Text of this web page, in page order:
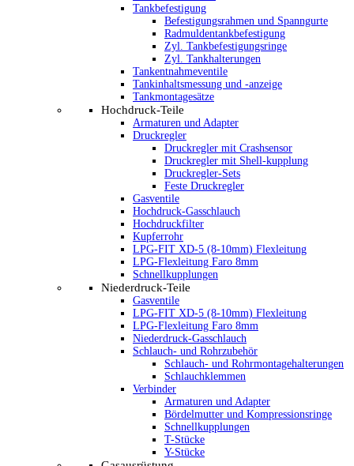
Tankbefestigung
Befestigungsrahmen und Spanngurte
Radmuldentankbefestigung
Zyl. Tankbefestigungsringe
Zyl. Tankhalterungen
Tankentnahmeventile
Tankinhaltsmessung und -anzeige
Tankmontagesätze
Hochdruck-Teile
Armaturen und Adapter
Druckregler
Druckregler mit Crashsensor
Druckregler mit Shell-kupplung
Druckregler-Sets
Feste Druckregler
Gasventile
Hochdruck-Gasschlauch
Hochdruckfilter
Kupferrohr
LPG-FIT XD-5 (8-10mm) Flexleitung
LPG-Flexleitung Faro 8mm
Schnellkupplungen
Niederdruck-Teile
Gasventile
LPG-FIT XD-5 (8-10mm) Flexleitung
LPG-Flexleitung Faro 8mm
Niederdruck-Gasschlauch
Schlauch- und Rohrzubehör
Schlauch- und Rohrmontagehalterungen
Schlauchklemmen
Verbinder
Armaturen und Adapter
Bördelmutter und Kompressionsringe
Schnellkupplungen
T-Stücke
Y-Stücke